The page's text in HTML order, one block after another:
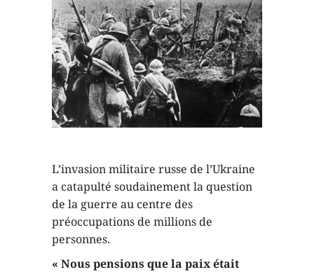
L’invasion militaire russe de l’Ukraine
a catapulté soudainement la question
de la guerre au centre des
préoccupations de millions de
personnes.
« Nous pensions que la paix était